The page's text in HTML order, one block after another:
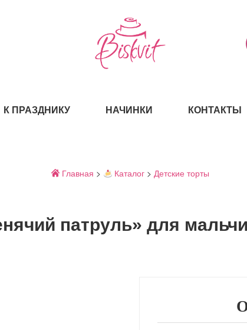
К ПРАЗДНИКУ НАЧИНКИ КОНТАКТЫ
Главная > Каталог >Детские торты
патруль» для